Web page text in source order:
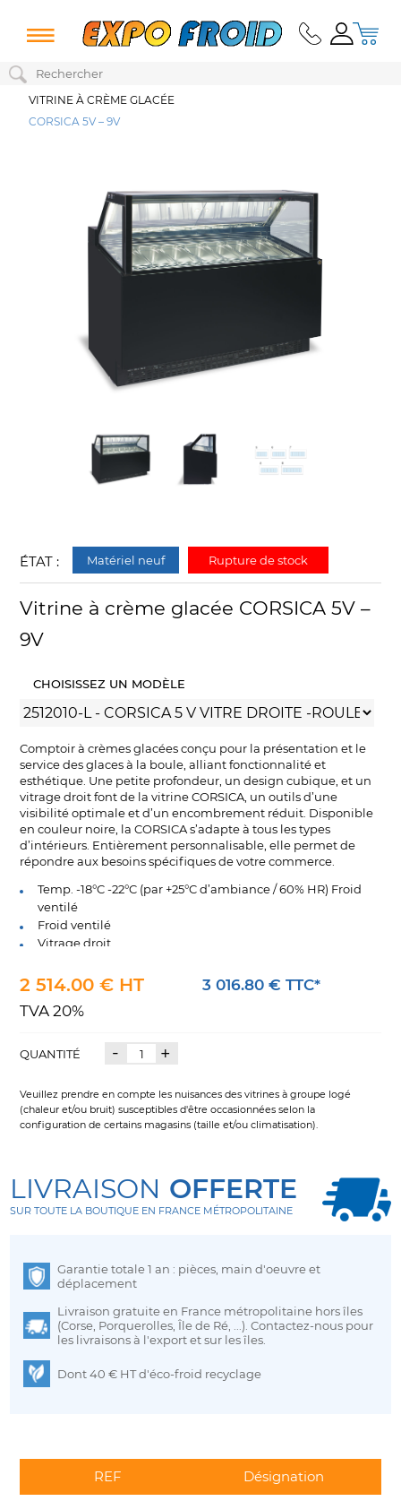
VITRINE À CRÈME GLACÉE
CORSICA 5V – 9V
ÉTAT : Matériel neuf Rupture de stock
Vitrine à crème glacée CORSICA 5V –
9V
CHOISISSEZ UN MODÈLE
Comptoir à crèmes glacées conçu pour la présentation et le
service des glaces à la boule, alliant fonctionnalité et
esthétique. Une petite profondeur, un design cubique, et un
vitrage droit font de la vitrine CORSICA, un outils d’une
visibilité optimale et d’un encombrement réduit. Disponible
en couleur noire, la CORSICA s’adapte à tous les types
d’intérieurs. Entièrement personnalisable, elle permet de
répondre aux besoins spécifiques de votre commerce.
Temp. -18°C -22°C (par +25°C d’ambiance / 60% HR) Froid
ventilé
Froid ventilé
Vitrage droit
Tableau de bord électronique
Couvercles coulissants en plexiglass à l'arrière
Capacité de 5 à 9 bacs de 5 L
2 514.00 € HT
3 016.80 € TTC*
TVA 20%
+
QUANTITÉ -
Veuillez prendre en compte les nuisances des vitrines à groupe logé
(chaleur et/ou bruit) susceptibles d'être occasionnées selon la
configuration de certains magasins (taille et/ou climatisation).
LIVRAISON OFFERTE
SUR TOUTE LA BOUTIQUE EN FRANCE MÉTROPOLITAINE
Garantie totale 1 an : pièces, main d'oeuvre et
déplacement
Livraison gratuite en France métropolitaine hors îles
(Corse, Porquerolles, Île de Ré, ...). Contactez-nous pour
les livraisons à l'export et sur les îles.
Dont 40 € HT d'éco-froid recyclage
REF Désignation